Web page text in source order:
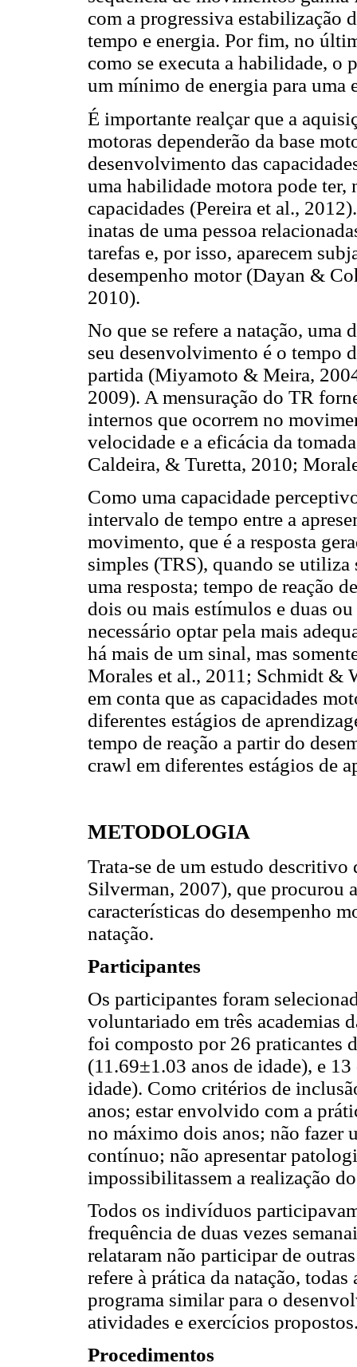
com a progressiva estabilização
tempo e energia. Por fim, no
como se executa a habilidade, o
um mínimo de energia para
É importante realçar que a
motoras dependerão da base
desenvolvimento das
uma habilidade motora pode ter,
capacidades (Pereira et al.,
inatas de uma pessoa
tarefas e, por isso, aparecem
desempenho motor (Dayan &
2010).
No que se refere a natação, uma
seu desenvolvimento é o tempo
partida (Miyamoto & Meira,
2009). A mensuração do TR
internos que ocorrem no
velocidade e a eficácia da
Caldeira, & Turetta, 2010;
Como uma capacidade
intervalo de tempo entre a
movimento, que é a resposta
simples (TRS), quando se
uma resposta; tempo de reação
dois ou mais estímulos e duas
necessário optar pela mais
há mais de um sinal, mas
Morales et al., 2011; Schmidt &
em conta que as capacidades
diferentes estágios de
tempo de reação a partir do
crawl em diferentes estágios de
METODOLOGIA
Trata-se de um estudo
Silverman, 2007), que procurou
características do desempenho
natação.
Participantes
Os participantes foram
voluntariado em três academias
foi composto por 26 praticantes
(11.69±1.03 anos de idade), e
idade). Como critérios de
anos; estar envolvido com a
no máximo dois anos; não fazer
contínuo; não apresentar
impossibilitassem a realização
Todos os indivíduos
frequência de duas vezes
relataram não participar de
refere à prática da natação,
programa similar para o
atividades e exercícios
Procedimentos